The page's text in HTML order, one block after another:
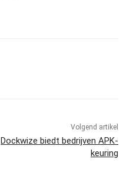
Volgend artikel
Dockwize biedt bedrijven APK-
keuring